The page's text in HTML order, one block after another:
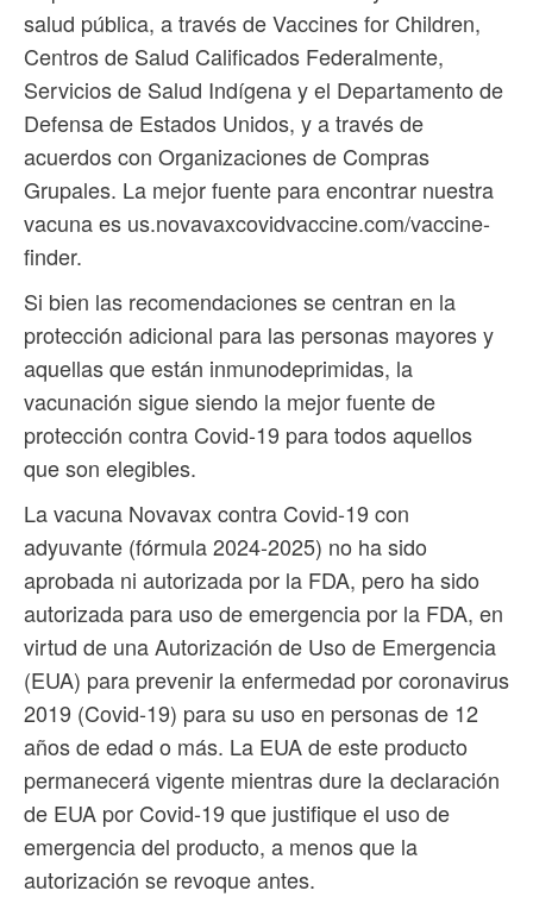
salud pública, a través de Vaccines for Children,
Centros de Salud Calificados Federalmente,
Servicios de Salud Indígena y el Departamento de
Defensa de Estados Unidos, y a través de
acuerdos con Organizaciones de Compras
Grupales. La mejor fuente para encontrar nuestra
vacuna es us.novavaxcovidvaccine.com/vaccine-
finder.
Si bien las recomendaciones se centran en la
protección adicional para las personas mayores y
aquellas que están inmunodeprimidas, la
vacunación sigue siendo la mejor fuente de
protección contra Covid-19 para todos aquellos
que son elegibles.
La vacuna Novavax contra Covid-19 con
adyuvante (fórmula 2024-2025) no ha sido
aprobada ni autorizada por la FDA, pero ha sido
autorizada para uso de emergencia por la FDA, en
virtud de una Autorización de Uso de Emergencia
(EUA) para prevenir la enfermedad por coronavirus
2019 (Covid-19) para su uso en personas de 12
años de edad o más. La EUA de este producto
permanecerá vigente mientras dure la declaración
de EUA por Covid-19 que justifique el uso de
emergencia del producto, a menos que la
autorización se revoque antes.